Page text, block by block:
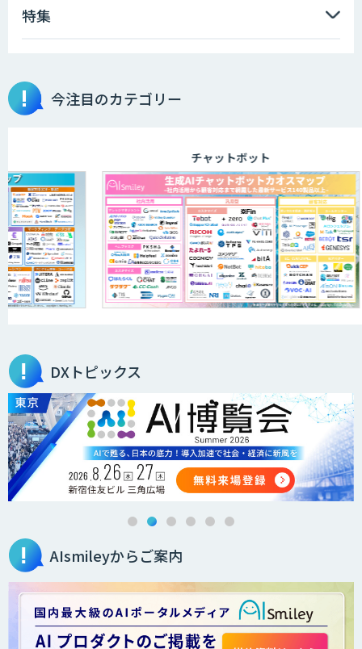
高性能・省電力を両立した小型AIゲート
高性能 AI エンジン搭載エッジシステム
「VAB-5000」
AI Canvas
Asteria AIoT Suite｜Gravio – 画像認識
AI活用サービス
法人向けAIドライブレコーダー「ナウ
ト」
低コスト・短納期のAI受託開発
デジパーク
デジフロー
特集
今注目のカテゴリー
チャットボット
DXトピックス
AIsmileyからご案内